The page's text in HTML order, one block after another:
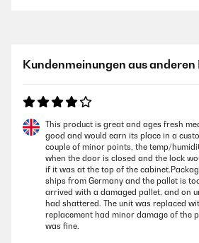
Kundenmeinungen aus anderen
This product is great and ages fresh
good and would earn its place in a
couple of minor points, the temp/
when the door is closed and the lock
if it was at the top of the
ships from Germany and the pallet is
arrived with a damaged pallet, and on
had shattered. The unit was replaced
replacement had minor damage of the
was fine.